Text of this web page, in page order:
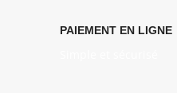
PAIEMENT EN LIGNE